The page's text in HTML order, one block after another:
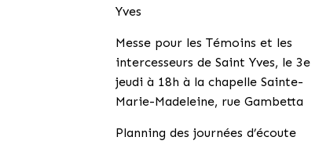
Yves
Messe pour les Témoins et les
intercesseurs de Saint Yves, le 3e
jeudi à 18h à la chapelle Sainte-
Marie-Madeleine, rue Gambetta
Planning des journées d’écoute